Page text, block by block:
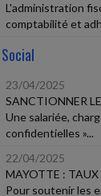
L'administration
comptabilité et
Social
23/04/2025
SANCTIONNER
Une salariée,
confidentielles »...
22/04/2025
MAYOTTE :
Pour soutenir les